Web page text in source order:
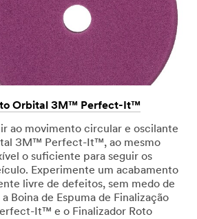
Orbital 3M™ Perfect-It™
ao movimento circular e oscilante
3M™ Perfect-It™, ao mesmo
o suficiente para seguir os
Experimente um acabamento
livre de defeitos, sem medo de
Boina de Espuma de Finalização
It™ e o Finalizador Roto